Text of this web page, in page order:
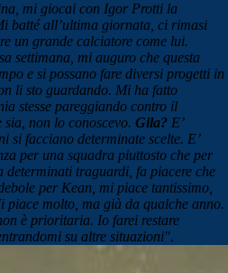
mi giocai con Igor Protti la
batté all’ultima giornata, ci rimasi
un grande calciatore come lui.
settimana, mi auguro che questa
e si possano fare diversi progetti in
li sto guardando. Mi ha fatto
stesse pareggiando contro il
non lo conoscevo. Gila? E’
si facciano determinate scelte. E’
per una squadra piuttosto che per
determinati traguardi, fa piacere che
per Kean, mi piace tantissimo,
piace molto, ma già da qualche anno.
è prioritaria. Io farei restare
su altre situazioni".